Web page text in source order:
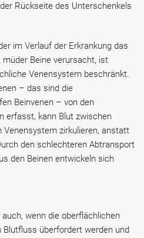
Rückseite des Unterschenkels
im Verlauf der Erkrankung das
müder Beine verursacht, ist
Venensystem beschränkt.
– das sind die
Beinvenen – von den
erfasst, kann Blut zwischen
zirkulieren, anstatt
den schlechteren Abtransport
den Beinen entwickeln sich
wenn die oberflächlichen
Blutfluss überfordert werden und